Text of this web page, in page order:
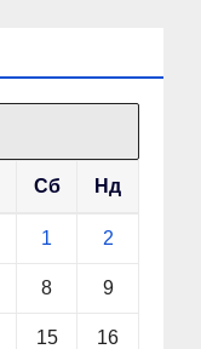
Сб Нд
1 2
8 9
15 16